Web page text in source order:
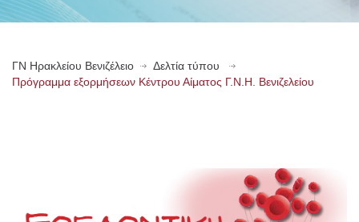
ΓN Ηρακλείου Βενιζέλειο
Δελτία τύπου
Πρόγραμμα εξορμήσεων Κέντρου Αίματος Γ.Ν.Η. Βενιζελείου